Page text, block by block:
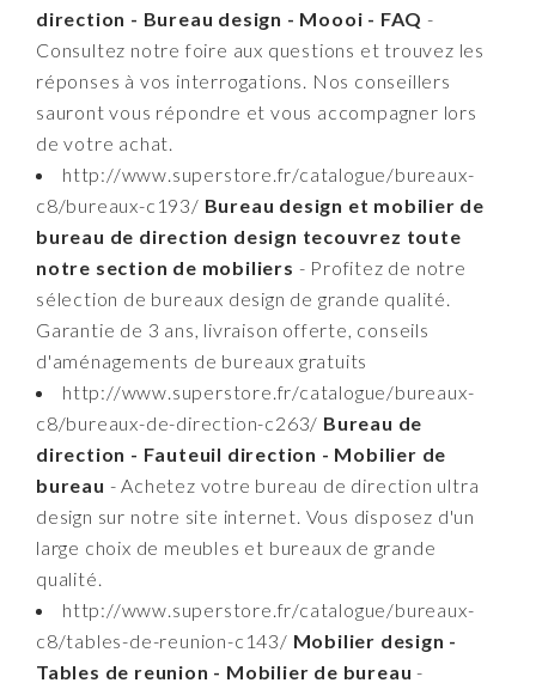
direction - Bureau design - Moooi - FAQ -
Consultez notre foire aux questions et trouvez les
réponses à vos interrogations. Nos conseillers
sauront vous répondre et vous accompagner lors
de votre achat.
http://www.superstore.fr/catalogue/bureaux-
c8/bureaux-c193/ Bureau design et mobilier de
bureau de direction design tecouvrez toute
notre section de mobiliers - Profitez de notre
sélection de bureaux design de grande qualité.
Garantie de 3 ans, livraison offerte, conseils
d'aménagements de bureaux gratuits
http://www.superstore.fr/catalogue/bureaux-
c8/bureaux-de-direction-c263/ Bureau de
direction - Fauteuil direction - Mobilier de
bureau - Achetez votre bureau de direction ultra
design sur notre site internet. Vous disposez d'un
large choix de meubles et bureaux de grande
qualité.
http://www.superstore.fr/catalogue/bureaux-
c8/tables-de-reunion-c143/ Mobilier design -
Tables de reunion - Mobilier de bureau -